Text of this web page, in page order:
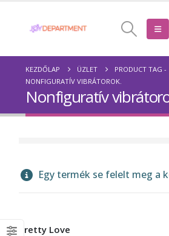
KEZDŐLAP ÜZLET
PRODUCT TAG -
NONFIGURATÍV VIBRÁTOROK.
Nonfiguratív
Egy termék se felelt meg a
Pretty Love